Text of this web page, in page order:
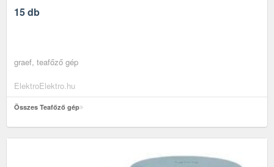
15 db
graef, teafőző gép
ElektroElektro.hu
Összes Teafőző gép